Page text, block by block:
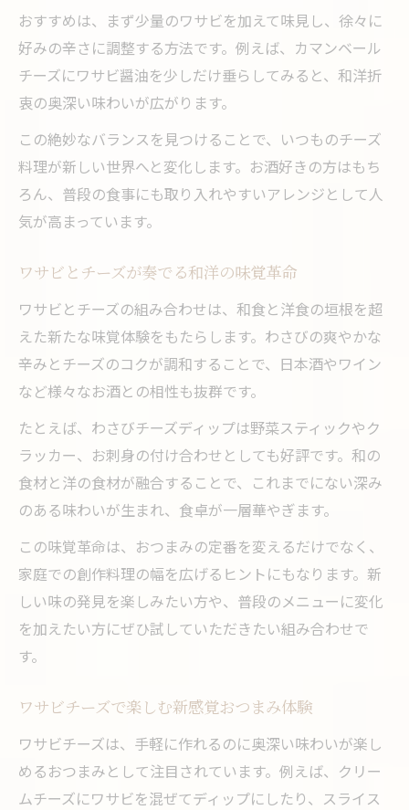
おすすめは、まず少量のワサビを加えて味見し、徐々に
好みの辛さに調整する方法です。例えば、カマンベール
チーズにワサビ醤油を少しだけ垂らしてみると、和洋折
衷の奥深い味わいが広がります。
この絶妙なバランスを見つけることで、いつものチーズ
料理が新しい世界へと変化します。お酒好きの方はもち
ろん、普段の食事にも取り入れやすいアレンジとして人
気が高まっています。
ワサビとチーズが奏でる和洋の味覚革命
ワサビとチーズの組み合わせは、和食と洋食の垣根を超
えた新たな味覚体験をもたらします。わさびの爽やかな
辛みとチーズのコクが調和することで、日本酒やワイン
など様々なお酒との相性も抜群です。
たとえば、わさびチーズディップは野菜スティックやク
ラッカー、お刺身の付け合わせとしても好評です。和の
食材と洋の食材が融合することで、これまでにない深み
のある味わいが生まれ、食卓が一層華やぎます。
この味覚革命は、おつまみの定番を変えるだけでなく、
家庭での創作料理の幅を広げるヒントにもなります。新
しい味の発見を楽しみたい方や、普段のメニューに変化
を加えたい方にぜひ試していただきたい組み合わせで
す。
ワサビチーズで楽しむ新感覚おつまみ体験
ワサビチーズは、手軽に作れるのに奥深い味わいが楽し
めるおつまみとして注目されています。例えば、クリー
ムチーズにワサビを混ぜてディップにしたり、スライス